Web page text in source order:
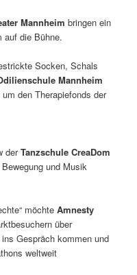
Mannheim bringen ein
auf die Bühne.
Socken, Schals
Mannheim
den Therapiefonds der
derTanzschule CreaDom
und Musik
möchteAmnesty
über
Gespräch kommen und
weltweit